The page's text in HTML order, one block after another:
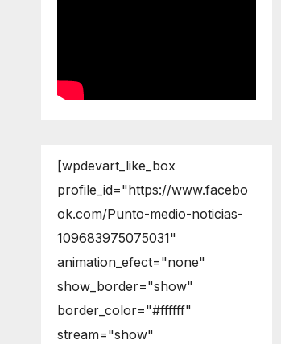
[wpdevart_like_box
profile_id="https://www.facebo
ok.com/Punto-medio-noticias-
109683975075031"
animation_efect="none"
show_border="show"
border_color="#ffffff"
stream="show"